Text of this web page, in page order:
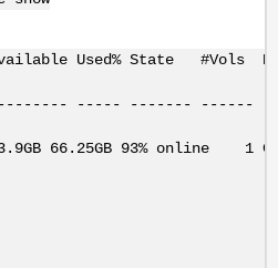
Used% State
----- ------- ------
66.25GB 93%